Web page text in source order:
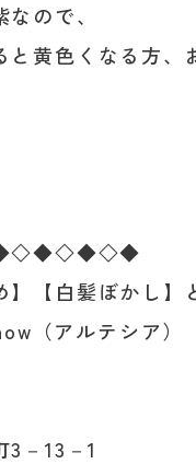
ので、
黄色くなる方、
】【白髪ぼかし
（アルテシア）
－13－1